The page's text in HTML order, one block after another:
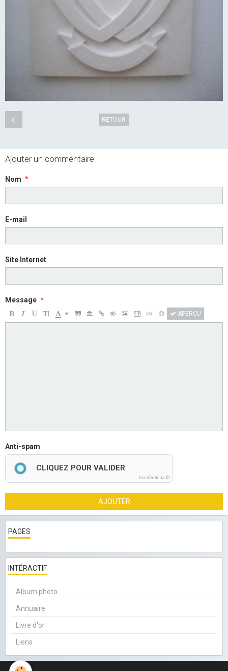
RETOUR
Ajouter un commentaire
Nom
E-mail
Site Internet
Message
APERÇU
Anti-spam
CLIQUEZ POUR VALIDER
IconCaptcha ©
AJOUTER
PAGES
INTÉRACTIF
Album photo
Annuaire
Livre d'or
Liens